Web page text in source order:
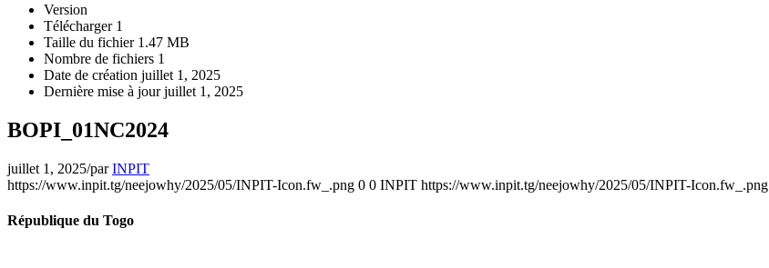
Version
Télécharger 1
Taille du fichier 1.47 MB
Nombre de fichiers 1
Date de création juillet 1, 2025
Dernière mise à jourjuillet 1, 2025
BOPI_01NC2024
juillet 1, 2025/parINPIT
https://www.inpit.tg/neejowhy/2025/05/INPIT-Icon.fw_.png 0 0 INPIT https://www.inpit.tg/neejowhy/2025/05/INPIT-Icon.fw_.png
République du Togo